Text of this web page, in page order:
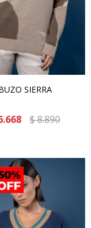
SIERRA
$8.890